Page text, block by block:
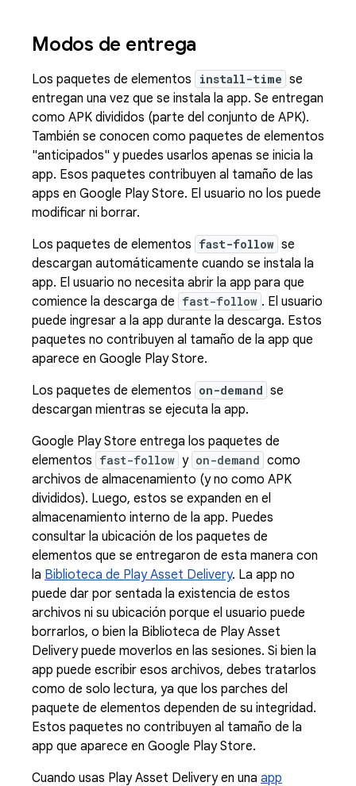
Modos de entrega
Los paquetes de elementos install-time se
entregan una vez que se instala la app. Se entregan
como APK divididos (parte del conjunto de APK).
También se conocen como paquetes de elementos
"anticipados" y puedes usarlos apenas se inicia la
app. Esos paquetes contribuyen al tamaño de las
apps en Google Play Store. El usuario no los puede
modificar ni borrar.
Los paquetes de elementos fast-follow se
descargan automáticamente cuando se instala la
app. El usuario no necesita abrir la app para que
comience la descarga de fast-follow . El usuario
puede ingresar a la app durante la descarga. Estos
paquetes no contribuyen al tamaño de la app que
aparece en Google Play Store.
Los paquetes de elementos on-demand se
descargan mientras se ejecuta la app.
Google Play Store entrega los paquetes de
elementos fast-follow y on-demand como
archivos de almacenamiento (y no como APK
divididos). Luego, estos se expanden en el
almacenamiento interno de la app. Puedes
consultar la ubicación de los paquetes de
elementos que se entregaron de esta manera con
la Biblioteca de Play Asset Delivery. La app no
puede dar por sentada la existencia de estos
archivos ni su ubicación porque el usuario puede
borrarlos, o bien la Biblioteca de Play Asset
Delivery puede moverlos en las sesiones. Si bien la
app puede escribir esos archivos, debes tratarlos
como de solo lectura, ya que los parches del
paquete de elementos dependen de su integridad.
Estos paquetes no contribuyen al tamaño de la
app que aparece en Google Play Store.
Cuando usas Play Asset Delivery en una app